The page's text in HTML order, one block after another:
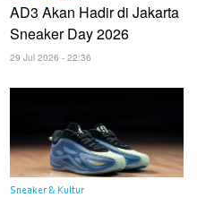
AD3 Akan Hadir di Jakarta
Sneaker Day 2026
29 Jul 2026 - 22:36
Sneaker & Kultur